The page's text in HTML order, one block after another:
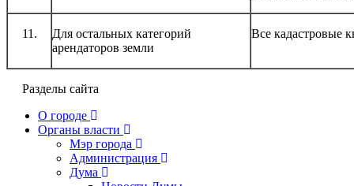
11.
Для остальных категорий
арендаторов земли
Все кадастровые
Разделы сайта
О городе
Органы власти
Мэр города
Администрация
Дума